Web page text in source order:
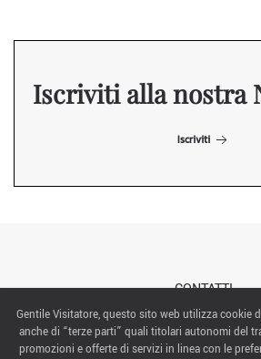
Iscriviti alla nostra
Iscriviti
CONTATTI
ABOUT US
Gentile Visitatore, questo sito web utilizza cookie
anche di “terze parti” quali titolari autonomi del
promozioni e offerte di servizi in linea con le